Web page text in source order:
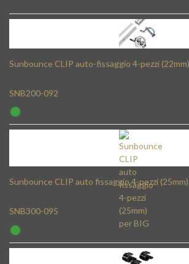
Sunbounce CLIP auto-fissaggio 4-pezzi
SNB200-092
Sunbounce CLIP auto fissaggio 4-pezzi
SNB300-095